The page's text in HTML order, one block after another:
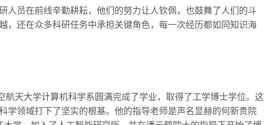
人员在前线辛勤耕耘，他们的努力让人钦佩，也鼓舞了人们的斗
，还在众多科研任务中承担关键角色，每一次经历都如同知识海
航天大学计算机科学系圆满完成了学业，取得了工学博士学位。这
学领域打下了坚实的根基。他的指导老师是声名显赫的何新贵院